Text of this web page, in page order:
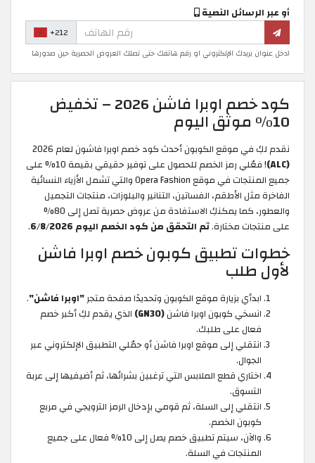
أو عبر الرسائل النصية
+212
ادخل عنوان بريدك الإلكتروني او رقم هاتفك حتى تصلك العروض الحصرية حين صدورها
كود خصم اوبرا فاشن 2026 – تخفيض
10% موثق اليوم
نقدم لكِ في موقع الكوبون أحدث كود خصم اوبرا فاشون لعام 2026
(ALC)
! فعّلي رمز الخصم للحصول على توفير حقيقي بقيمة 10% على
جميع المنتجات في موقع Opera Fashion والتي تشمل الأزياء النسائية
الفاخرة مثل الأطقم، الفساتين، التنانير والبلوزات، منتجات التجميل
والعطور، كما يمكنكِ الاستفادة من عروض حصرية تصل إلى 80%
على منتجات مختارة.تم التحقق من كود الخصم اليوم 6/8/2026 .
خطوات تطبيق كوبون خصم اوبرا فاشن
لأول طلب
ابدأي بزيارة موقع الكوبون وتحديدًا صفحة متجر"اوبرا فاشن".
انسخي كوبون اوبرا فاشن(GN30)
الذي يقدم لكِ أكبر خصم
فعال على طلبك.
انتقلي إلى موقع اوبرا فاشن أو حمّلي التطبيق الإلكتروني عبر
الجوال.
اختاري قطع الملابس التي ترغبين بشرائها، ثم أضيفيها إلى عربة
التسوق.
انتقلي إلى السلة، ثم قومي بإدخال الرمز الترويجي في مربع
كوبون الخصم.
والآن، سيتم تطبيق خصم يصل إلى 10% فعال على جميع
المنتجات في السلة.